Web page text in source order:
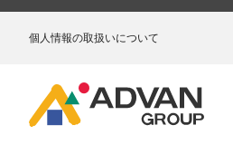
個人情報の取扱いについて